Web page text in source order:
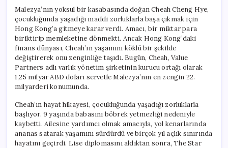
Cheah
Cheng
Hye’nin
Hikayesi
için
Malezya’nın yoksul bir kasabasında doğan Cheah Cheng Hye,
çocukluğunda yaşadığı maddi zorluklarla başa çıkmak için
Hong Kong’a gitmeye karar verdi. Amacı, bir miktar para
biriktirip memleketine dönmekti. Ancak Hong Kong’daki
finans dünyası, Cheah’ın yaşamını köklü bir şekilde
değiştirerek onu zenginliğe taşıdı. Bugün, Cheah, Value
Partners adlı varlık yönetim şirketinin kurucu ortağı olarak
1,25 milyar ABD doları servetle Malezya’nın en zengin 22.
milyarderi konumunda.
Cheah’ın hayat hikayesi, çocukluğunda yaşadığı zorluklarla
başlıyor. 9 yaşında babasını böbrek yetmezliği nedeniyle
kaybetti. Ailesine yardımcı olmak amacıyla, yol kenarlarında
ananas satarak yaşamını sürdürdü ve birçok yıl açlık sınırında
hayatını geçirdi. Lise diplomasını aldıktan sonra, The Star